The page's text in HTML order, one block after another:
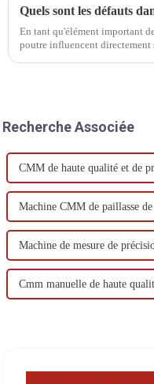
En tant qu'élément important
poutre influencent directement
Recherche Associée
CMM de haute qualité et de
Machine CMM de paillasse
Machine de mesure de
Cmm manuelle de haute